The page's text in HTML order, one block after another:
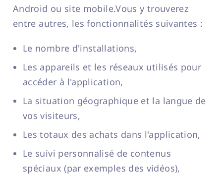
Android ou site mobile.Vous y trouverez
entre autres, les fonctionnalités suivantes :
Le nombre d'installations,
Les appareils et les réseaux utilisés pour
accéder à l'application,
La situation géographique et la langue de
vos visiteurs,
Les totaux des achats dans l'application,
Le suivi personnalisé de contenus
spéciaux (par exemples des vidéos),